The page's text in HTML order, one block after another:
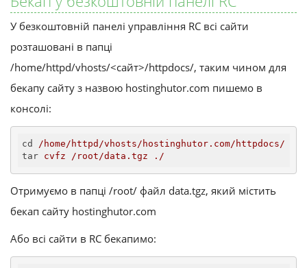
У безкоштовній панелі управління RC всі сайти
розташовані в папці
/home/httpd/vhosts/<сайт>/httpdocs/, таким чином для
бекапу сайту з назвою hostinghutor.com пишемо в
консолі:
cd
/home/httpd/vhosts/hostinghutor.com/httpdocs/
tar cvfz /root/data.tgz ./
Отримуємо в папці /root/ файл data.tgz, який містить
бекап сайту hostinghutor.com
Або всі сайти в RC бекапимо: